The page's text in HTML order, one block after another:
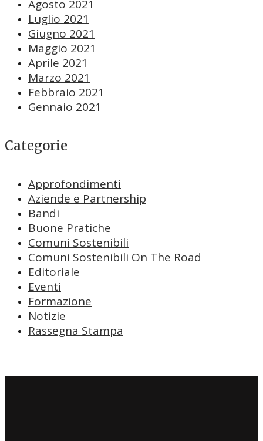
Agosto 2021
Luglio 2021
Giugno 2021
Maggio 2021
Aprile 2021
Marzo 2021
Febbraio 2021
Gennaio 2021
Categorie
Approfondimenti
Aziende e Partnership
Bandi
Buone Pratiche
Comuni Sostenibili
Comuni Sostenibili On The Road
Editoriale
Eventi
Formazione
Notizie
Rassegna Stampa